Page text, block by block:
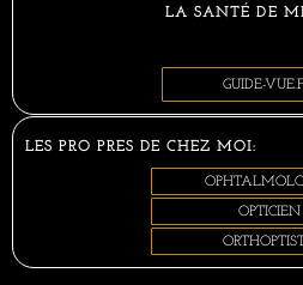
LA SANTÉ DE
GUIDE-
LES PRO PRES DE CHEZ MOI:
OPTICIEN